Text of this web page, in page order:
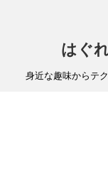
はぐ
身近な趣味からテ